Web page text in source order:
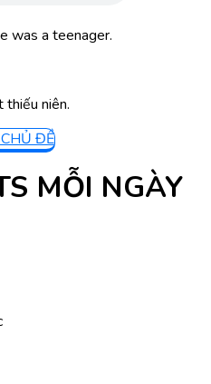
was a teenager.
thiếu niên.
ĐỀ
MỖI NGÀY